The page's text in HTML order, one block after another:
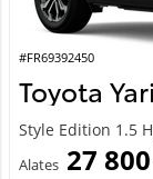
#FR69392450
Toyota
Style Edition 1.5
Alates 27